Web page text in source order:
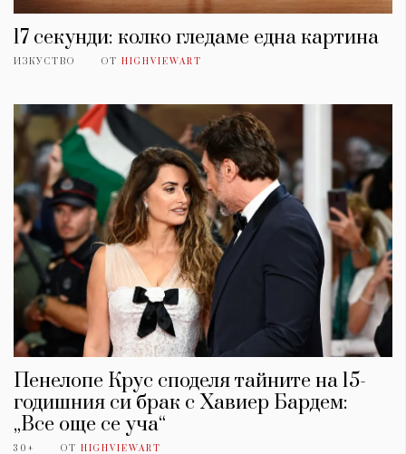
17 секунди: колко гледаме една картина
ИЗКУСТВО ОТ HIGHVIEWART
Пенелопе Крус споделя тайните на 15-
годишния си брак с Хавиер Бардем:
„Все още се уча“
30+ ОТ HIGHVIEWART